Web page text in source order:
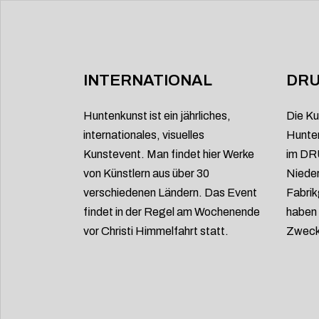
INTERNATIONAL
Huntenkunst ist ein jährliches,
internationales, visuelles
Kunstevent. Man findet hier Werke
von Künstlern aus über 30
verschiedenen Ländern. Das Event
findet in der Regel am Wochenende
vor Christi Himmelfahrt statt.
Die
im